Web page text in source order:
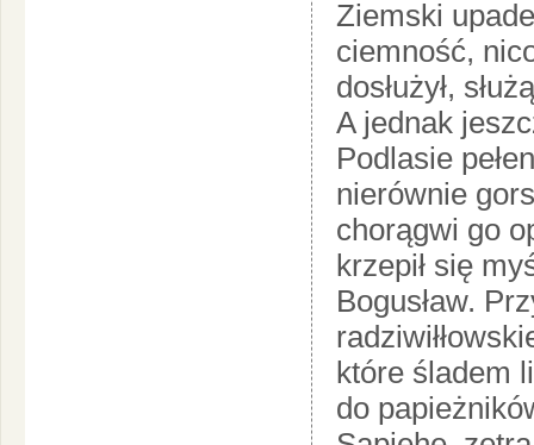
Ziemski
ciemność,
dosłużył,
A jednak
Podlasie
nierównie
chorągwi go
krzepił się
Bogusław.
które śladem
do